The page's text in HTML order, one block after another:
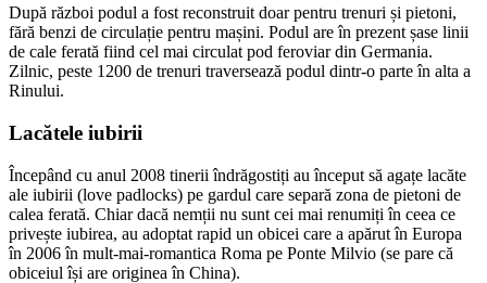
După război podul a fost reconstruit doar pentru trenuri și pietoni,
fără benzi de circulație pentru mașini. Podul are în prezent șase linii
de cale ferată fiind cel mai circulat pod feroviar din Germania.
Zilnic, peste 1200 de trenuri traversează podul dintr-o parte în alta a
Rinului.
Lacătele iubirii
Începând cu anul 2008 tinerii îndrăgostiți au început să agațe lacăte
ale iubirii (love padlocks) pe gardul care separă zona de pietoni de
calea ferată. Chiar dacă nemții nu sunt cei mai renumiți în ceea ce
privește iubirea, au adoptat rapid un obicei care a apărut în Europa
în 2006 în mult-mai-romantica Roma pe Ponte Milvio (se pare că
obiceiul își are originea în China).